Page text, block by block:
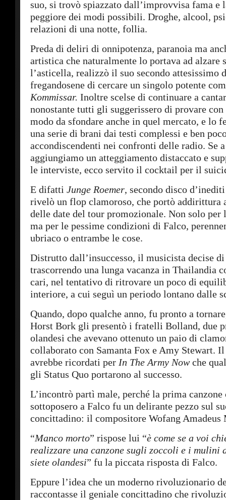
suo, si trovò spiazzato dall’improvvisa fama e
peggiore dei modi possibili. Droghe, alcool,
relazioni di una notte, follia.
Preda di deliri di onnipotenza, paranoia ma
artistica che naturalmente lo portava ad alzare
l’asticella, realizzò il suo secondo attesissimo
fregandosene di cercare un singolo potente
Kommissar. Inoltre scelse di continuare a
nonostante tutti gli suggerissero di provare
modo da sfondare anche in quel mercato, e lo
una serie di brani dai testi complessi e ben
accondiscendenti nei confronti delle radio. Se
aggiungiamo un atteggiamento distaccato e
le interviste, ecco servito il cocktail per il
E difatti Junge Roemer, secondo disco
rivelò un flop clamoroso, che portò addirittura
delle date del tour promozionale. Non solo per
ma per le pessime condizioni di Falco,
ubriaco o entrambe le cose.
Distrutto dall’insuccesso, il musicista decise
trascorrendo una lunga vacanza in Thailandia
cari, nel tentativo di ritrovare un poco di
interiore, a cui seguì un periodo lontano dalle
Quando, dopo qualche anno, fu pronto a
Horst Bork gli presentò i fratelli Bolland, due
olandesi che avevano ottenuto un paio di
collaborato con Samanta Fox e Amy Stewart.
avrebbe ricordati per In The Army Now che
gli Status Quo portarono al successo.
L’incontrò partì male, perché la prima canzone
sottoposero a Falco fu un delirante pezzo sul
concittadino: il compositore Wofang Amadeus
“Manco morto” rispose lui “è come se a voi
realizzare una canzone sugli zoccoli e i mulini
siete olandesi” fu la piccata risposta di Falco.
Eppure l’idea che un moderno rivoluzionario
raccontasse il geniale concittadino che